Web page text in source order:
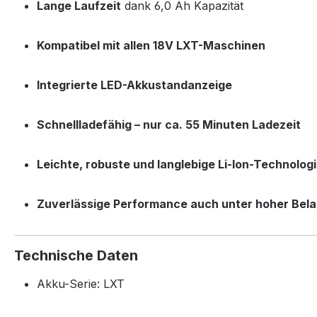
Lange Laufzeit dank 6,0 Ah Kapazität
Kompatibel mit allen 18V LXT-Maschinen
Integrierte LED-Akkustandanzeige
Schnellladefähig – nur ca. 55 Minuten Ladezeit
Leichte, robuste und langlebige Li-Ion-
Zuverlässige Performance auch unter hoher
Technische Daten
Akku-Serie: LXT